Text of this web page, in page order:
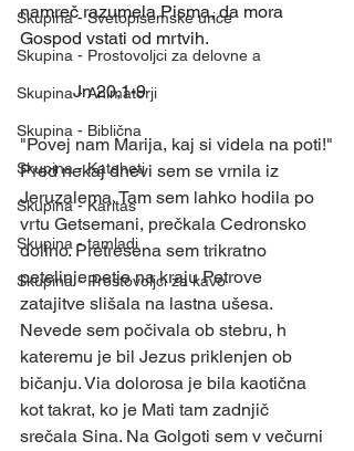
Skupina - Svetopisemske urice
Skupina - Prostovoljci za delovne a
Skupina - Animatorji
Skupina - Biblična
Skupina - Kateheti
Skupina - Karitas
Skupina - tamladi
Skupina - Prostovoljci za kavo
namreč razumela Pisma, da mora
Gospod vstati od mrtvih.
            Jn 20,1-9
"Povej nam Marija, kaj si videla na poti!"
Pred nekaj dnevi sem se vrnila iz
Jeruzalema. Tam sem lahko hodila po
vrtu Getsemani, prečkala Cedronsko
dolino. Pretresena sem trikratno
petelinje petje na kraju Petrove
zatajitve slišala na lastna ušesa.
Nevede sem počivala ob stebru, h
kateremu je bil Jezus priklenjen ob
bičanju. Via dolorosa je bila kaotična
kot takrat, ko je Mati tam zadnjič
srečala Sina. Na Golgoti sem v večurni